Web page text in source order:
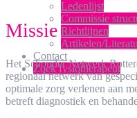
Ledenlijst
Commissie
Richtlijnen
Artikelen/
Contact
Zoek fysiotherapeut
Missie
Het Schouder Netwerk
regionaal netwerk van
optimale zorg verlenen aan
betreft diagnostiek en